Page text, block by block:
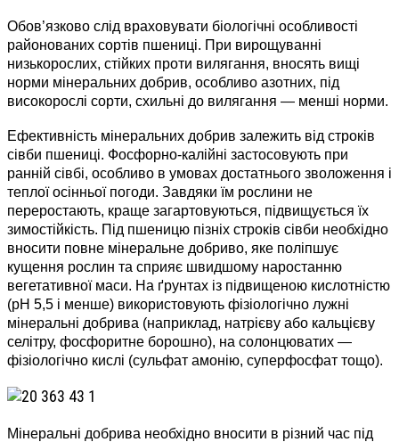
Обов’язково слід враховувати біологічні особливості
районованих сортів пшениці. При вирощуванні
низькорослих, стійких проти вилягання, вносять вищі
норми мінеральних добрив, особливо азотних, під
високорослі сорти, схильні до вилягання — менші норми.
Ефективність мінеральних добрив залежить від строків
сівби пшениці. Фосфорно-калійні застосовують при
ранній сівбі, особливо в умовах достатнього зволоження і
теплої осінньої погоди. Завдяки їм рослини не
переростають, краще загартовуються, підвищується їх
зимостійкість. Під пшеницю пізніх строків сівби необхідно
вносити повне мінеральне добриво, яке поліпшує
кущення рослин та сприяє швидшому наростанню
вегетативної маси. На ґрунтах із підвищеною кислотністю
(рН 5,5 і менше) використовують фізіологічно лужні
мінеральні добрива (наприклад, натрієву або кальцієву
селітру, фосфоритне борошно), на солонцюватих —
фізіологічно кислі (сульфат амонію, суперфосфат тощо).
Мінеральні добрива необхідно вносити в різний час під